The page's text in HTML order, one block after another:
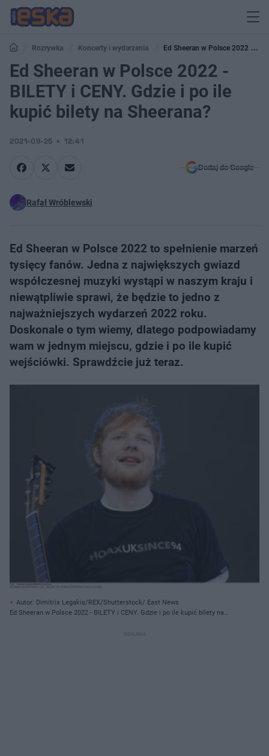
Rozrywka Koncerty i wydarzenia
Ed Sheeran w Polsce 2022 -
BILETY i CENY. Gdzie i po ile kupić bilety na Sheerana?
Ed Sheeran w Polsce 2022 -
BILETY i CENY. Gdzie i po ile
kupić bilety na Sheerana?
2021-09-25 12:41
Dodaj do Google
Rafał Wróblewski
Ed Sheeran w Polsce 2022 to spełnienie marzeń
tysięcy fanów. Jedna z największych gwiazd
współczesnej muzyki wystąpi w naszym kraju i
niewątpliwie sprawi, że będzie to jedno z
najważniejszych wydarzeń 2022 roku.
Doskonale o tym wiemy, dlatego podpowiadamy
wam w jednym miejscu, gdzie i po ile kupić
wejściówki. Sprawdźcie już teraz.
Autor: Dimitris Legakis/REX/Shutterstock/ East News
Ed Sheeran w Polsce 2022 - BILETY i CENY. Gdzie i po ile kupić bilety na